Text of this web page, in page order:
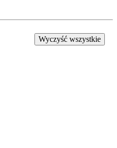
Wyczyść wszystkie